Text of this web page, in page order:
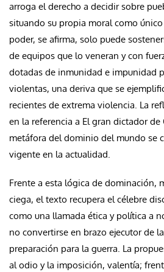
arroga el derecho a decidir sobre
situando su propia moral como
poder, se afirma, solo puede
de equipos que lo veneran y con
dotadas de inmunidad e impunidad
violentas, una deriva que se
recientes de extrema violencia. La
en la referencia a El gran dictador de
metáfora del dominio del mundo se
vigente en la actualidad.
Frente a esta lógica de dominación,
ciega, el texto recupera el célebre
como una llamada ética y política a
no convertirse en brazo ejecutor de
preparación para la guerra. La
al odio y la imposición, valentía;